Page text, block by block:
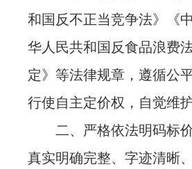
和国反不正当竞争法》《
华人民共和国反食品浪费
定》等法律规章，遵循公
行使自主定价权，自觉维
二、 严格依法明码标价
真实明确完整、字迹清晰